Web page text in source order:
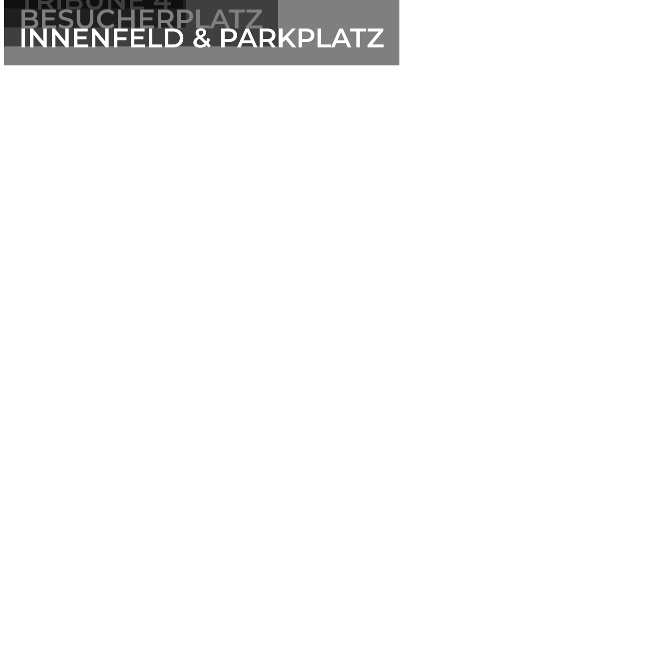
BESUCHERPLATZ
INNENFELD & PARKPLATZ